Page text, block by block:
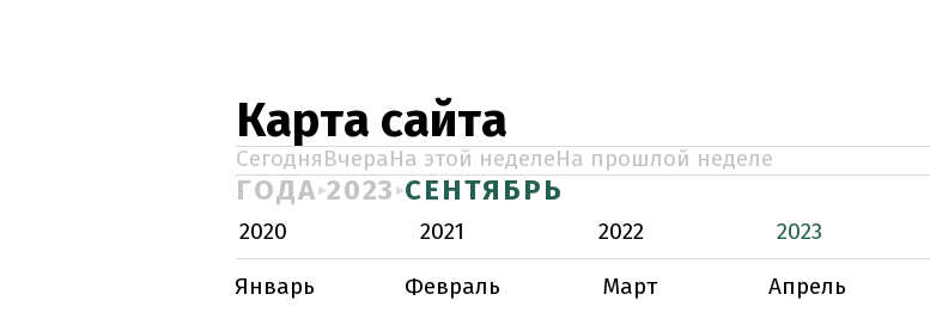
Карта сайта
СегодняВчераНа этой неделеНа прошлой неделе
ГОДА 2023 СЕНТЯБРЬ
2020 2021 2022 2023
Январь
Февраль Март Апрель